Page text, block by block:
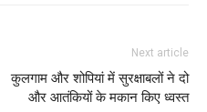
Next article
कुलगाम और शोपियां में सुरक्षाबलों ने दो
और आतंकियों के मकान किए ध्वस्त